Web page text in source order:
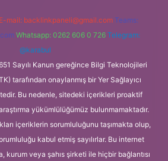
E-mail: backlinkpaneli@gmail.com Teams:
Whatsapp: 0262 606 0 726 Telegram:
@karabul
Sayılı Kanun gereğince Bilgi Teknolojileri
tarafından onaylanmış bir Yer Sağlayıcı
Bu nedenle, sitedeki içerikleri proaktif
yükümlülüğümüz bulunmamaktadır.
içeriklerin sorumluluğunu taşımakta olup,
kabul etmiş sayılırlar. Bu internet
kurum veya şahıs şirketi ile hiçbir bağlantısı